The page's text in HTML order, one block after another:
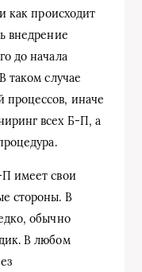
как происходит
внедрение
до начала
таком случае
процессов, иначе
всех Б-П, а
имеет свои
стороны. В
обычно
В любом